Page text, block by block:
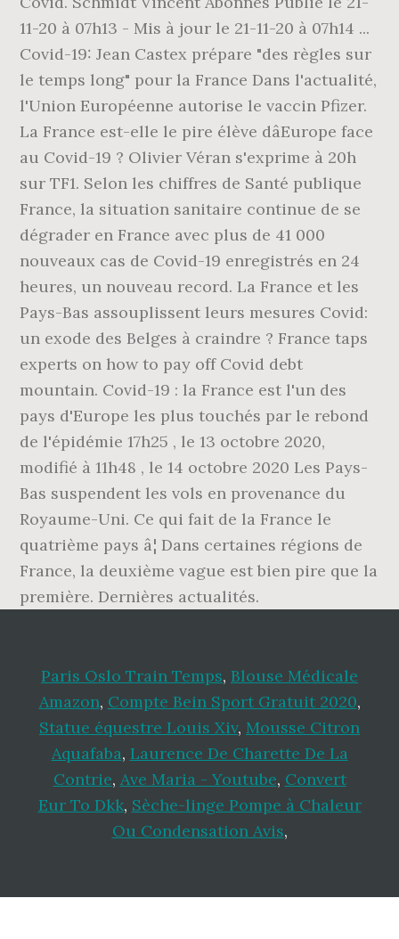
11-20 à 07h13 - Mis à jour le 21-11-20 à 07h14 ...
Covid-19: Jean Castex prépare "des règles sur
le temps long" pour la France Dans l'actualité,
l'Union Européenne autorise le vaccin Pfizer.
La France est-elle le pire élève dâEurope face
au Covid-19 ? Olivier Véran s'exprime à 20h
sur TF1. Selon les chiffres de Santé publique
France, la situation sanitaire continue de se
dégrader en France avec plus de 41 000
nouveaux cas de Covid-19 enregistrés en 24
heures, un nouveau record. La France et les
Pays-Bas assouplissent leurs mesures Covid:
un exode des Belges à craindre ? France taps
experts on how to pay off Covid debt
mountain. Covid-19 : la France est l'un des
pays d'Europe les plus touchés par le rebond
de l'épidémie 17h25 , le 13 octobre 2020,
modifié à 11h48 , le 14 octobre 2020 Les Pays-
Bas suspendent les vols en provenance du
Royaume-Uni. Ce qui fait de la France le
quatrième pays â¦ Dans certaines régions de
France, la deuxième vague est bien pire que la
première. Dernières actualités.
Paris Oslo Train Temps, Blouse Médicale
Amazon, Compte Bein Sport Gratuit 2020,
Statue équestre Louis Xiv, Mousse Citron
Aquafaba, Laurence De Charette De La
Contrie, Ave Maria - Youtube, Convert
Eur To Dkk, Sèche-linge Pompe à Chaleur
Ou Condensation Avis,